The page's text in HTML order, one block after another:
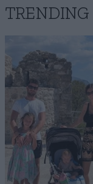
TRENDING